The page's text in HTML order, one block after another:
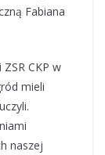
Fabiana
CKP w
mieli
naszej